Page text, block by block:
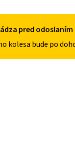
pred
kolesa bude po